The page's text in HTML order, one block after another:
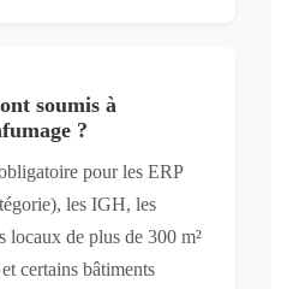
soumis à
?
pour les ERP
les IGH, les
locaux de plus de 300 m²
certains bâtiments